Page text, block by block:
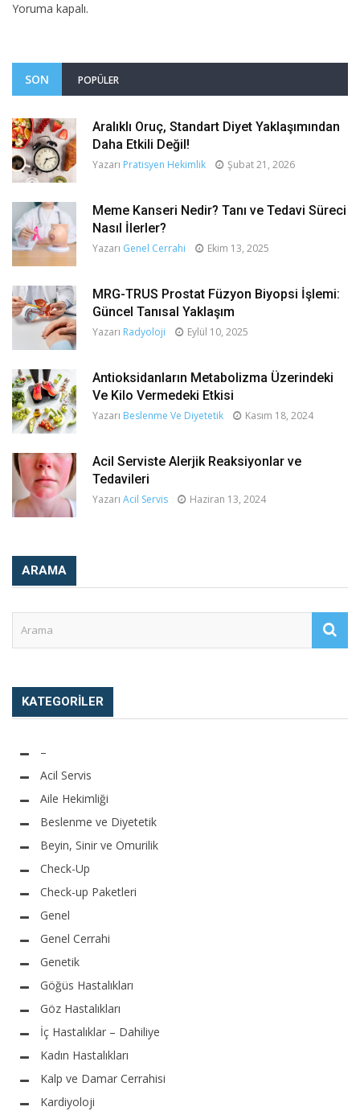
Yoruma kapalı.
SON POPÜLER
Aralıklı Oruç, Standart Diyet Yaklaşımından
Daha Etkili Değil!
Yazarı Pratisyen Hekimlik Şubat 21, 2026
Meme Kanseri Nedir? Tanı ve Tedavi Süreci
Nasıl İlerler?
Yazarı Genel Cerrahi Ekim 13, 2025
MRG-TRUS Prostat Füzyon Biyopsi İşlemi:
Güncel Tanısal Yaklaşım
Yazarı Radyoloji Eylül 10, 2025
Antioksidanların Metabolizma Üzerindeki
Ve Kilo Vermedeki Etkisi
Yazarı Beslenme Ve Diyetetik Kasım 18, 2024
Acil Serviste Alerjik Reaksiyonlar ve
Tedavileri
Yazarı Acil Servis Haziran 13, 2024
ARAMA
KATEGORILER
–
Acil Servis
Aile Hekimliği
Beslenme ve Diyetetik
Beyin, Sinir ve Omurilik
Check-Up
Check-up Paketleri
Genel
Genel Cerrahi
Genetik
Göğüs Hastalıkları
Göz Hastalıkları
İç Hastalıklar – Dahiliye
Kadın Hastalıkları
Kalp ve Damar Cerrahisi
Kardiyoloji